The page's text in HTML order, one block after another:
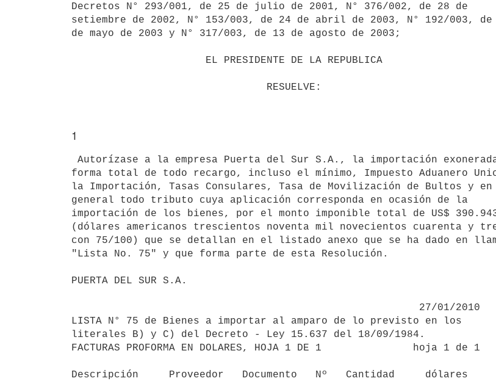
Decretos N° 293/001, de 25 de julio de 2001, N° 376/002, de 28 de
setiembre de 2002, N° 153/003, de 24 de abril de 2003, N° 192/003, de
de mayo de 2003 y N° 317/003, de 13 de agosto de 2003;
1
forma total de todo recargo, incluso el mínimo, Impuesto Aduanero
la Importación, Tasas Consulares, Tasa de Movilización de Bultos y en
general todo tributo cuya aplicación corresponda en ocasión de la
importación de los bienes, por el monto imponible total de US$
(dólares americanos trescientos noventa mil novecientos cuarenta y
con 75/100) que se detallan en el listado anexo que se ha dado en
"Lista No. 75" y que forma parte de esta Resolución.
PUERTA DEL SUR S.A.
LISTA N° 75 de Bienes a importar al amparo de lo previsto en los
literales B) y C) del Decreto - Ley 15.637 del 18/09/1984.
FACTURAS PROFORMA EN DOLARES, HOJA 1 DE 1               hoja 1 de 1
Descripción     Proveedor   Documento   Nº   Cantidad     dólares